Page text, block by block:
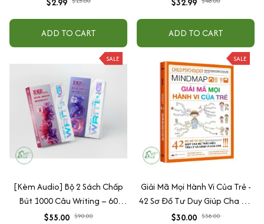
ADD TO CART ADD TO CART
SALE
[Kèm Audio] Bộ 2 Sách Chấp
Bút 1000 Câu Writing – 60
Ngày Gieo Trồng Tư Duy
$55.00 $90.00
SALE
Giải Mã Mọi Hành Vi Của Trẻ -
42 Sơ Đồ Tư Duy Giúp Cha Mẹ
Thấu Hiểu Tâm Lý Và Hành Vi
$30.00 $38.00